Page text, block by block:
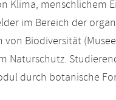
Klima, menschlichem
im Bereich der
Biodiversität
Naturschutz.
durch botanische